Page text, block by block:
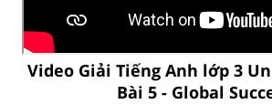
Video Giải Tiếng Anh lớp 3
Bài 5 - Global